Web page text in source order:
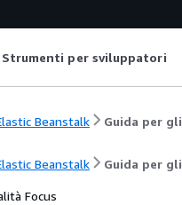
Strumenti per sviluppatori
Beanstalk Guida per
Beanstalk Guida per
Focus